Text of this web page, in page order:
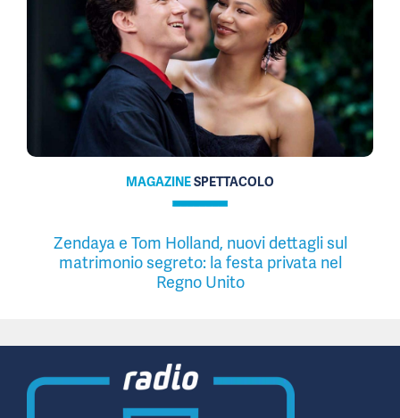
MAGAZINESPETTACOLO
Zendaya e Tom Holland, nuovi dettagli sul
matrimonio segreto: la festa privata nel
Regno Unito